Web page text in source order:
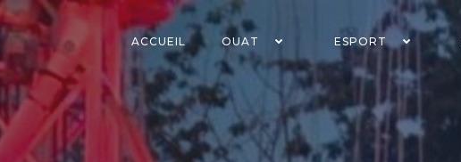
ACCUEIL OUAT ESPORT